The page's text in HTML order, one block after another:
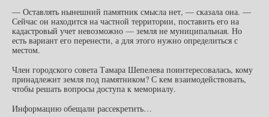
— Оставлять нынешний памятник смысла нет, — сказала она. —
Сейчас он находится на частной территории, поставить его на
кадастровый учет невозможно — земля не муниципальная. Но
есть вариант его перенести, а для этого нужно определиться с
местом.
Член городского совета Тамара Шепелева поинтересовалась, кому
принадлежит земля под памятником? С кем взаимодействовать,
чтобы решать вопросы доступа к мемориалу.
Информацию обещали рассекретить…